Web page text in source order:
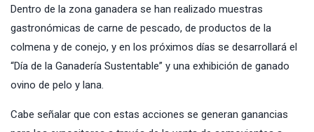
Dentro de la zona ganadera se han realizado muestras
gastronómicas de carne de pescado, de productos de la
colmena y de conejo, y en los próximos días se desarrollará el
“Día de la Ganadería Sustentable” y una exhibición de ganado
ovino de pelo y lana.
Cabe señalar que con estas acciones se generan ganancias